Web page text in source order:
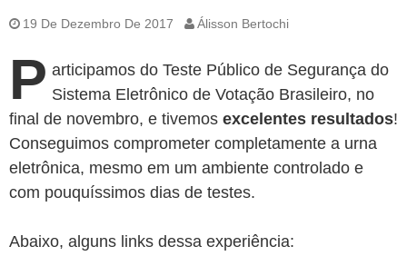
19 De Dezembro De 2017 Álisson Bertochi
P articipamos do Teste Público de Segurança do
Sistema Eletrônico de Votação Brasileiro, no
final de novembro, e tivemos excelentes resultados!
Conseguimos comprometer completamente a urna
eletrônica, mesmo em um ambiente controlado e
com pouquíssimos dias de testes.
Abaixo, alguns links dessa experiência: